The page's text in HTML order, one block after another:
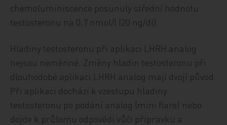
chemoluminiscence posunuly střední hodnotu
testosteronu na 0,7 nmol/l (20 ng/dl).
Hladiny testosteronu při aplikaci LHRH analog
nejsou neměnné. Změny hladin testosteronu při
dlouhodobé aplikaci LHRH analog mají dvojí původ.
Při aplikaci dochází k vzestupu hladiny
testosteronu po podání analog (mini flare) nebo
dojde k průlomu odpovědi vůči přípravku a